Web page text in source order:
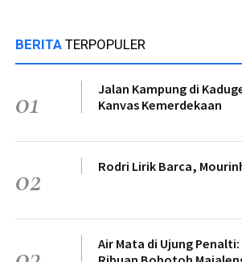
BERITA TERPOPULER
01
Jalan Kampung di
Kanvas Kemerdekaan
02 Rodri Lirik Barca,
Air Mata di Ujung